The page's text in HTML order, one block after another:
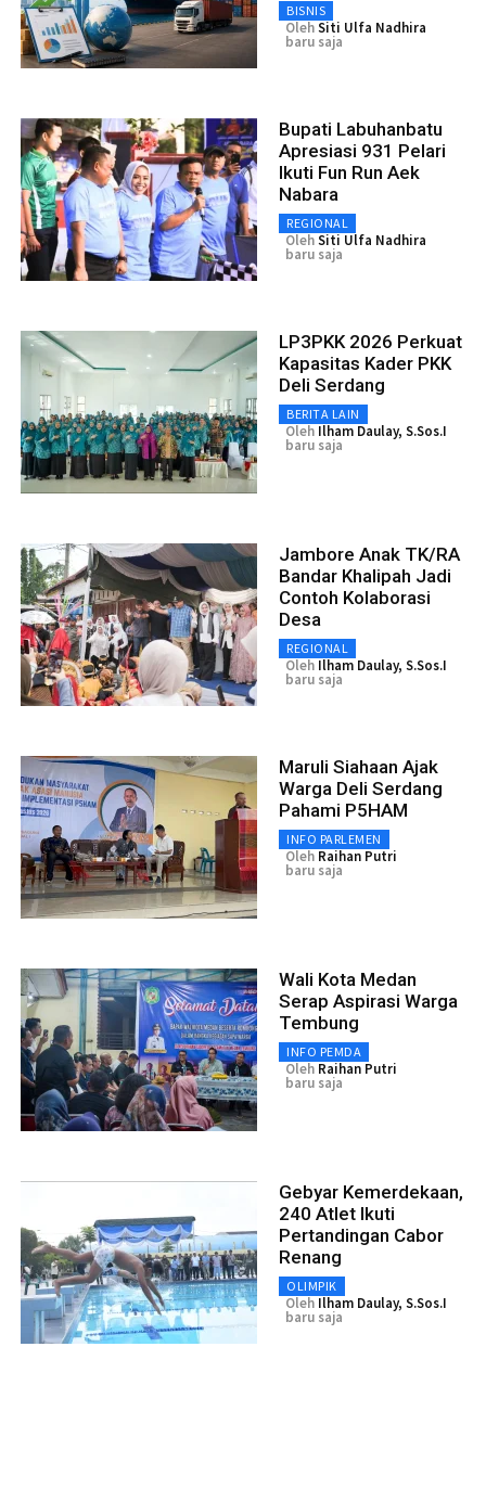
BISNIS
OlehSiti Ulfa Nadhira
baru saja
Bupati Labuhanbatu
Apresiasi 931 Pelari
Ikuti Fun Run Aek
Nabara
REGIONAL
OlehSiti Ulfa Nadhira
baru saja
LP3PKK 2026 Perkuat
Kapasitas Kader PKK
Deli Serdang
BERITA LAIN
Oleh Ilham Daulay, S.Sos.I
baru saja
Jambore Anak TK/RA
Bandar Khalipah Jadi
Contoh Kolaborasi
Desa
REGIONAL
Oleh Ilham Daulay, S.Sos.I
baru saja
Maruli Siahaan Ajak
Warga Deli Serdang
Pahami P5HAM
INFO PARLEMEN
Oleh Raihan Putri
baru saja
Wali Kota Medan
Serap Aspirasi Warga
Tembung
INFO PEMDA
Oleh Raihan Putri
baru saja
Gebyar Kemerdekaan,
240 Atlet Ikuti
Pertandingan Cabor
Renang
OLIMPIK
Oleh Ilham Daulay, S.Sos.I
baru saja